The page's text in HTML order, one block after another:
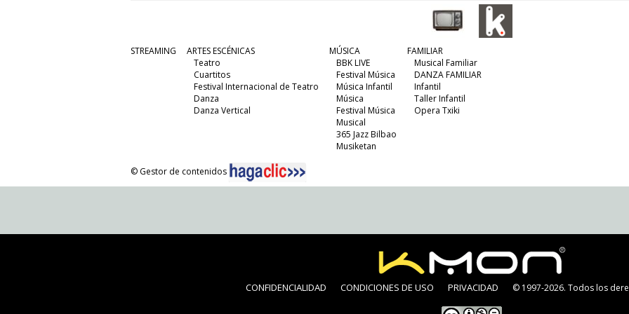
STREAMING
ARTES ESCÉNICAS
Teatro
Cuartitos
Festival Internacional de Teatro
Danza
Danza Vertical
MÚSICA
BBK LIVE
Festival Música
Música Infantil
Música
Festival Música
Musical
365 Jazz Bilbao
Musiketan
FAMILIAR
Musical Familiar
DANZA FAMILIAR
Infantil
Taller Infantil
Opera Txiki
© Gestor de contenidos
CONFIDENCIALIDAD CONDICIONES DE USO PRIVACIDAD © 1997-2026. Todos los